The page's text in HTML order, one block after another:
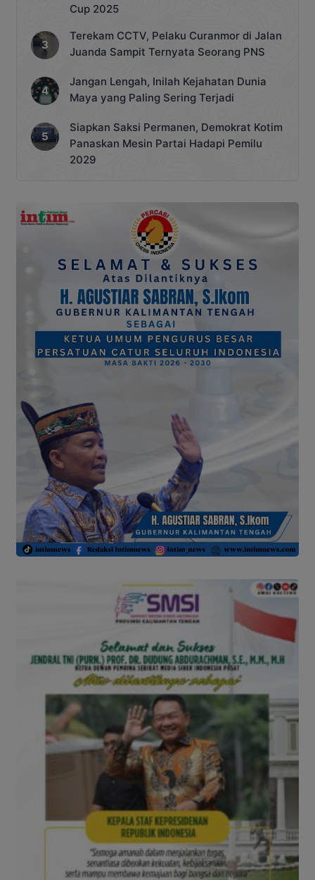
Cup 2025
Terekam CCTV, Pelaku Curanmor di Jalan
Juanda Sampit Ternyata Seorang PNS
Jangan Lengah, Inilah Kejahatan Dunia
Maya yang Paling Sering Terjadi
Siapkan Saksi Permanen, Demokrat Kotim
Panaskan Mesin Partai Hadapi Pemilu
2029